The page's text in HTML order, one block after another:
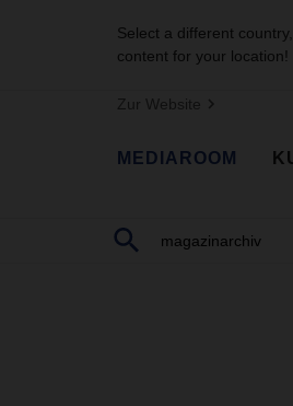
Select a different
content for your location!
Zur Website
MEDIAROOM